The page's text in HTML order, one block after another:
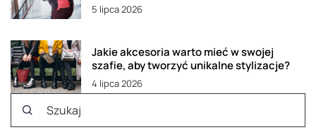
5 lipca 2026
Jakie akcesoria warto mieć w swojej
szafie, aby tworzyć unikalne stylizacje?
4 lipca 2026